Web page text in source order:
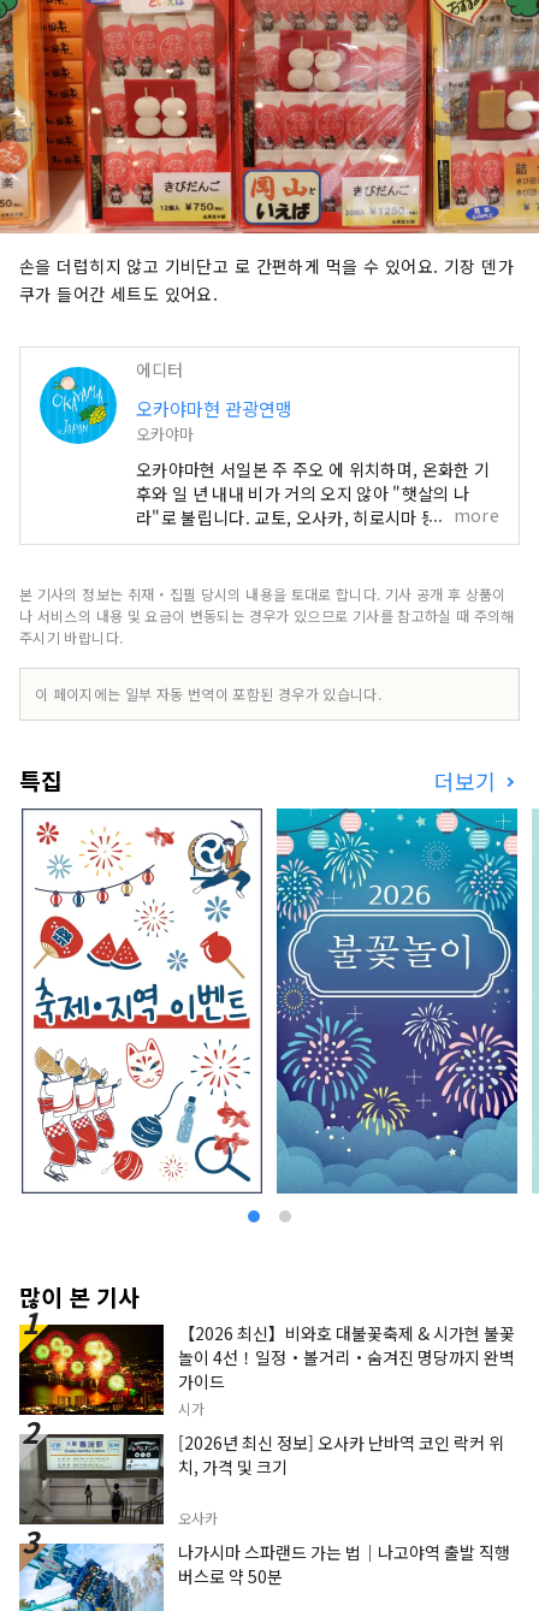
손을 더럽히지 않고 기비단고 로 간편하게 먹을 수 있어요. 기장 덴가
쿠가 들어간 세트도 있어요.
에디터
오카야마현 관광연맹
오카야마
오카야마현 서일본 주 주오 에 위치하며, 온화한 기
후와 일 년 내내 비가 거의 오지 않아 "햇살의 나
라"로 불립니다. 교토, 오사카, 히로시마 등 유명 관
광지의 중간 지점에 편리하게 위치해 있습니다! 또
카야마 "과일의 오카야마"라고도 불리며, 세토우치
의 따뜻한 기후에서 햇볕을 듬뿍 받으며 자란 과일
백도, 머스캣 포도, 피오네 포도 등 제철 과일을 즐겨
보세요! 오카야마 에는 오카야마 성, 일본 3대 정원
중 하나인 오카야마 고라쿠엔, 역사와 문화, 예술을
more
본 기사의 정보는 취재・집필 당시의 내용을 토대로 합니다. 기사 공개 후 상품이
나 서비스의 내용 및 요금이 변동되는 경우가 있으므로 기사를 참고하실 때 주의해
주시기 바랍니다.
이 페이지에는 일부 자동 번역이 포함된 경우가 있습니다.
특집 더보기
많이 본 기사
【2026 최신】비와호 대불꽃축제 & 시가현 불꽃
놀이 4선！일정・볼거리・숨겨진 명당까지 완벽
가이드
시가
[2026년 최신 정보] 오사카 난바역 코인 락커 위
치, 가격 및 크기
오사카
나가시마 스파랜드 가는 법｜나고야역 출발 직행
버스로 약 50분